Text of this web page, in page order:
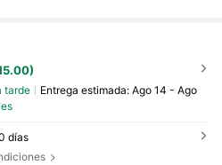
tarde Entrega estimada: Ago 14 - Ago
días